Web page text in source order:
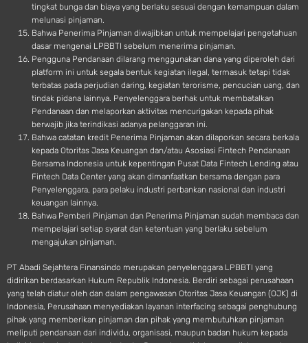
tingkat bunga dan biaya yang berlaku sesuai dengan kemampuan dalam
melunasi pinjaman.
Bahwa Penerima Pinjaman diwajibkan untuk mempelajari pengetahuan
dasar mengenai LPBBTI sebelum menerima pinjaman.
Pengguna Pendanaan dilarang menggunakan dana yang diperoleh dari
platform ini untuk segala bentuk kegiatan ilegal, termasuk tetapi tidak
terbatas pada perjudian daring, kegiatan terorisme, pencucian uang, dan
tindak pidana lainnya. Penyelenggara berhak untuk membatalkan
Pendanaan dan melaporkan aktivitas mencurigakan kepada pihak
berwajib jika terindikasi adanya pelanggaran ini.
Bahwa catatan kredit Penerima Pinjaman akan dilaporkan secara berkala
kepada Otoritas Jasa Keuangan dan/atau Asosiasi Fintech Pendanaan
Bersama Indonesia untuk kepentingan Pusat Data Fintech Lending atau
Fintech Data Center yang akan dimanfaatkan bersama dengan para
Penyelenggara, para pelaku industri perbankan nasional dan industri
keuangan lainnya.
Bahwa Pemberi Pinjaman dan Penerima Pinjaman sudah membaca dan
mempelajari setiap syarat dan ketentuan yang berlaku sebelum
mengajukan pinjaman.
PT Abadi Sejahtera Finansindo merupakan penyelenggara LPBBTI yang
didirikan berdasarkan Hukum Republik Indonesia. Berdiri sebagai perusahaan
yang telah diatur oleh dan dalam pengawasan Otoritas Jasa Keuangan (OJK) di
Indonesia, Perusahaan menyediakan layanan interfacing sebagai penghubung
pihak yang memberikan pinjaman dan pihak yang membutuhkan pinjaman
meliputi pendanaan dari individu, organisasi, maupun badan hukum kepada